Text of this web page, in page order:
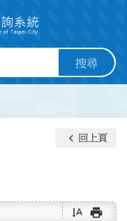
搜尋
keyboard_arrow_left 回上頁
text_rotate_vertical print